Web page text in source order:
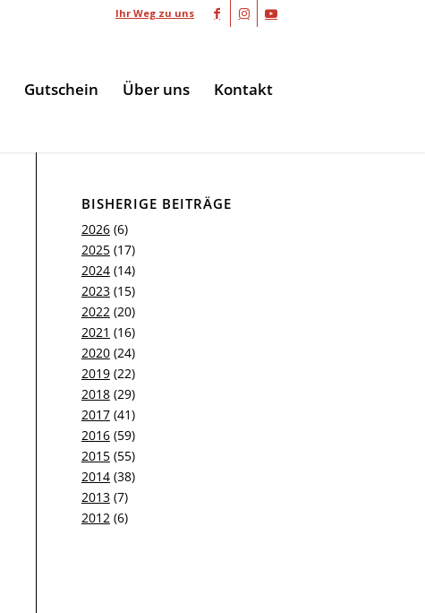
Ihr Weg zu uns
Gutschein Über uns Kontakt
BISHERIGE BEITRÄGE
2026(6)
2025(17)
2024(14)
2023(15)
2022(20)
2021 (16)
2020(24)
2019(22)
2018(29)
2017(41)
2016(59)
2015(55)
2014(38)
2013(7)
2012(6)